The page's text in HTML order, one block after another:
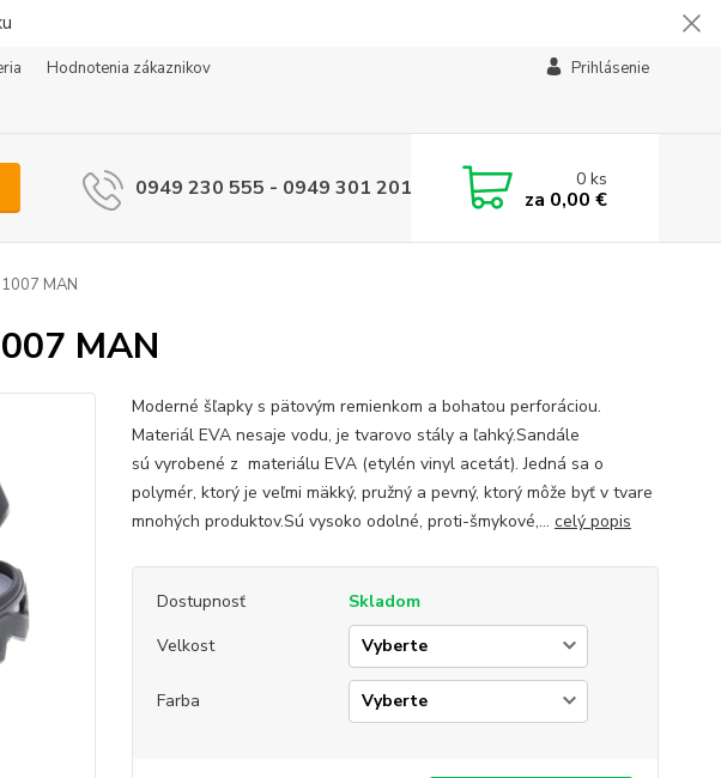
Hodnotenia zákaznikov
Prihlásenie
0949 230 555 - 0949 301 201 0ks
za 0,00 €
MAN
MAN
Moderné šľapky s pätovým remienkom a bohatou perforáciou.
Materiál EVA nesaje vodu, je tvarovo stály a ľahký.Sandále
sú vyrobené z materiálu EVA (etylén vinyl acetát). Jedná sa o
polymér, ktorý je veľmi mäkký, pružný a pevný, ktorý môže byť v tvare
mnohých produktov.Sú vysoko odolné, proti-šmykové,... celý popis
Dostupnosť
Skladom
Velkost
Farba